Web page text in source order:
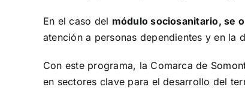
En el caso del módulo sociosanitario, se
atención a personas dependientes y en
Con este programa, la Comarca de
en sectores clave para el desarrollo del